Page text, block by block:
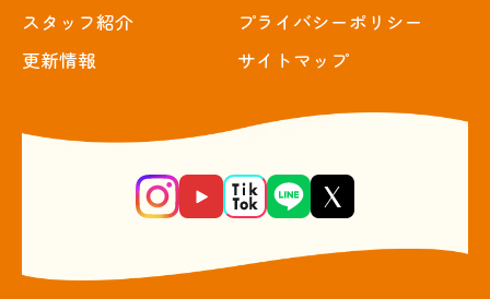
スタッフ紹介
更新情報
プライバシーポリシー
サイトマップ